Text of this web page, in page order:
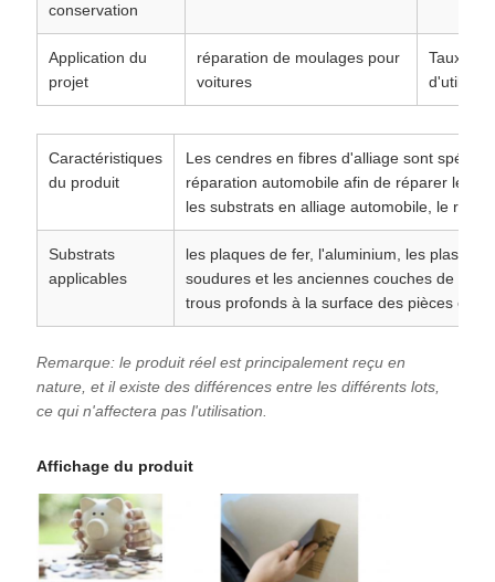
conservation
Application du
projet
réparation de moulages pour
voitures
Taux
Caractéristiques
du produit
Les cendres en fibres d'alliage sont
réparation automobile afin de réparer les
les substrats en alliage automobile, le
Substrats
applicables
les plaques de fer, l'aluminium, les
soudures et les anciennes couches de
trous profonds à la surface des pièces en
Remarque: le produit réel est principalement reçu en
nature, et il existe des différences entre les différents lots,
ce qui n'affectera pas l'utilisation.
Affichage du produit